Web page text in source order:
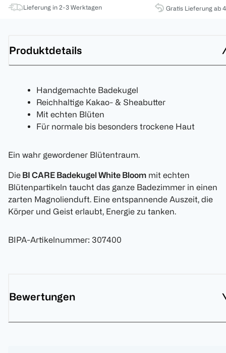
Lieferung in 2-3 Werktagen Gratis Lieferung ab
Produktdetails
Handgemachte Badekugel
Reichhaltige Kakao- & Sheabutter
Mit echten Blüten
Für normale bis besonders trockene Haut
Ein wahr gewordener Blütentraum.
Die BI CARE Badekugel White Bloom mit echten
Blütenpartikeln taucht das ganze Badezimmer in einen
zarten Magnolienduft. Eine entspannende Auszeit, die
Körper und Geist erlaubt, Energie zu tanken.
BIPA-Artikelnummer: 307400
Bewertungen